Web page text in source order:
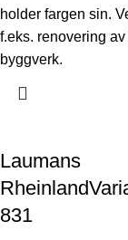
holder fargen sin.
f.eks. renovering
byggverk.
Laumans
831